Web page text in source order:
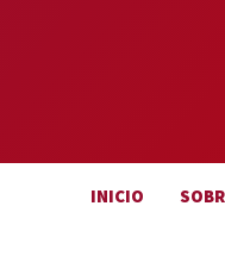
INICIO